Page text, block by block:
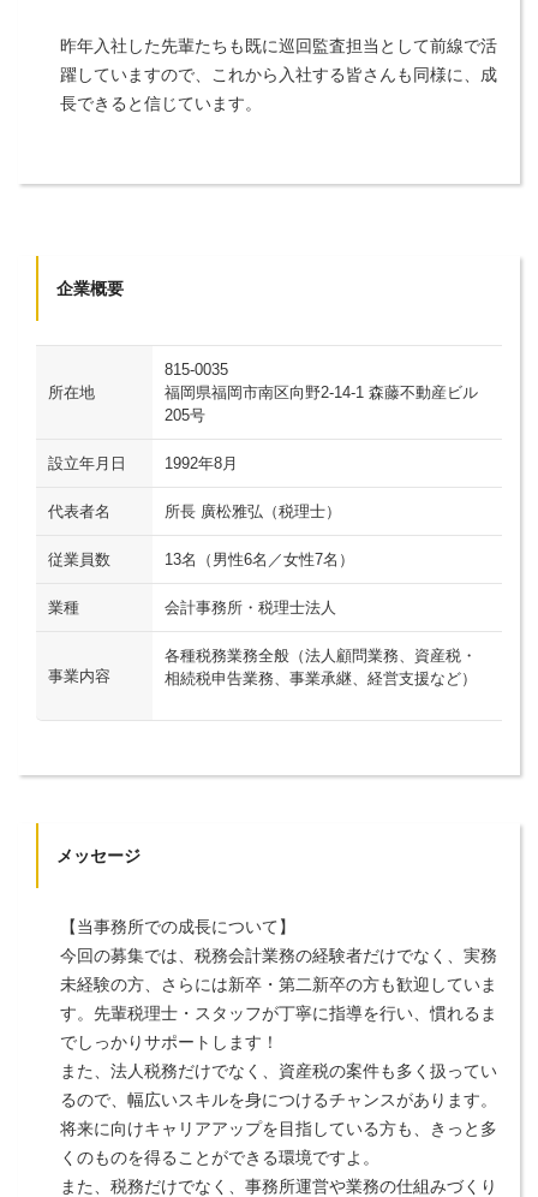
昨年入社した先輩たちも既に巡回監査担当として前線で活
躍していますので、これから入社する皆さんも同様に、成
長できると信じています。
企業概要
所在地
815-0035
福岡県福岡市南区向野2-14-1 森藤不動産ビル
205号
設立年月日 1992年8月
代表者名 所長 廣松雅弘（税理士）
従業員数 13名（男性6名／女性7名）
業種 会計事務所・税理士法人
事業内容
各種税務業務全般（法人顧問業務、資産税・
相続税申告業務、事業承継、経営支援など）
メッセージ
【当事務所での成長について】
今回の募集では、税務会計業務の経験者だけでなく、実務
未経験の方、さらには新卒・第二新卒の方も歓迎していま
す。先輩税理士・スタッフが丁寧に指導を行い、慣れるま
でしっかりサポートします！
また、法人税務だけでなく、資産税の案件も多く扱ってい
るので、幅広いスキルを身につけるチャンスがあります。
将来に向けキャリアアップを目指している方も、きっと多
くのものを得ることができる環境ですよ。
また、税務だけでなく、事務所運営や業務の仕組みづくり